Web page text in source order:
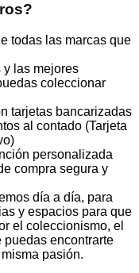
todas las marcas que
y las mejores
coleccionar
tarjetas bancarizadas
al contado (Tarjeta
personalizada
compra segura y
día a día, para
y espacios para que
el coleccionismo, el
puedas encontrarte
pasión.